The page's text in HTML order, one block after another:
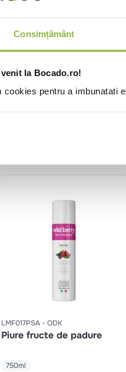
Consimțământ
la Bocado.ro!
cookies pentru a imbunatati
0 (0
scrie o recenzie.
LMF017PSA ODK
Piure fructe de padure
750ml